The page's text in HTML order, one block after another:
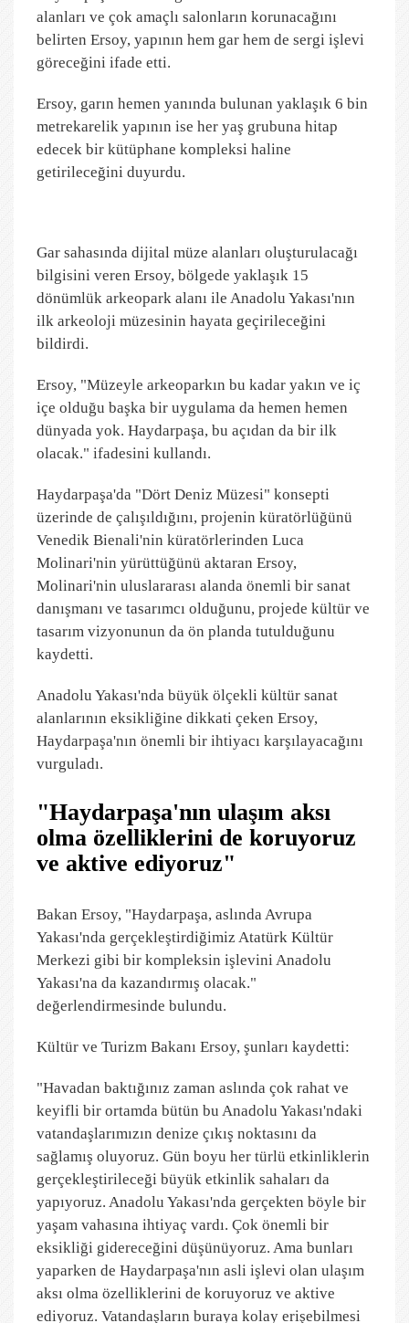
alanları ve çok amaçlı salonların korunacağını
belirten Ersoy, yapının hem gar hem de sergi işlevi
göreceğini ifade etti.
Ersoy, garın hemen yanında bulunan yaklaşık 6 bin
metrekarelik yapının ise her yaş grubuna hitap
edecek bir kütüphane kompleksi haline
getirileceğini duyurdu.
Gar sahasında dijital müze alanları oluşturulacağı
bilgisini veren Ersoy, bölgede yaklaşık 15
dönümlük arkeopark alanı ile Anadolu Yakası'nın
ilk arkeoloji müzesinin hayata geçirileceğini
bildirdi.
Ersoy, "Müzeyle arkeoparkın bu kadar yakın ve iç
içe olduğu başka bir uygulama da hemen hemen
dünyada yok. Haydarpaşa, bu açıdan da bir ilk
olacak." ifadesini kullandı.
Haydarpaşa'da "Dört Deniz Müzesi" konsepti
üzerinde de çalışıldığını, projenin küratörlüğünü
Venedik Bienali'nin küratörlerinden Luca
Molinari'nin yürüttüğünü aktaran Ersoy,
Molinari'nin uluslararası alanda önemli bir sanat
danışmanı ve tasarımcı olduğunu, projede kültür ve
tasarım vizyonunun da ön planda tutulduğunu
kaydetti.
Anadolu Yakası'nda büyük ölçekli kültür sanat
alanlarının eksikliğine dikkati çeken Ersoy,
Haydarpaşa'nın önemli bir ihtiyacı karşılayacağını
vurguladı.
"Haydarpaşa'nın ulaşım aksı
olma özelliklerini de koruyoruz
ve aktive ediyoruz"
Bakan Ersoy, "Haydarpaşa, aslında Avrupa
Yakası'nda gerçekleştirdiğimiz Atatürk Kültür
Merkezi gibi bir kompleksin işlevini Anadolu
Yakası'na da kazandırmış olacak."
değerlendirmesinde bulundu.
Kültür ve Turizm Bakanı Ersoy, şunları kaydetti:
"Havadan baktığınız zaman aslında çok rahat ve
keyifli bir ortamda bütün bu Anadolu Yakası'ndaki
vatandaşlarımızın denize çıkış noktasını da
sağlamış oluyoruz. Gün boyu her türlü etkinliklerin
gerçekleştirileceği büyük etkinlik sahaları da
yapıyoruz. Anadolu Yakası'nda gerçekten böyle bir
yaşam vahasına ihtiyaç vardı. Çok önemli bir
eksikliği gidereceğini düşünüyoruz. Ama bunları
yaparken de Haydarpaşa'nın asli işlevi olan ulaşım
aksı olma özelliklerini de koruyoruz ve aktive
ediyoruz. Vatandaşların buraya kolay erişebilmesi